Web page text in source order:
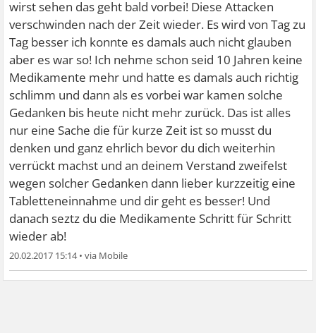
wirst sehen das geht bald vorbei! Diese Attacken
verschwinden nach der Zeit wieder. Es wird von Tag zu
Tag besser ich konnte es damals auch nicht glauben
aber es war so! Ich nehme schon seid 10 Jahren keine
Medikamente mehr und hatte es damals auch richtig
schlimm und dann als es vorbei war kamen solche
Gedanken bis heute nicht mehr zurück. Das ist alles
nur eine Sache die für kurze Zeit ist so musst du
denken und ganz ehrlich bevor du dich weiterhin
verrückt machst und an deinem Verstand zweifelst
wegen solcher Gedanken dann lieber kurzzeitig eine
Tabletteneinnahme und dir geht es besser! Und
danach seztz du die Medikamente Schritt für Schritt
wieder ab!
20.02.2017 15:14•